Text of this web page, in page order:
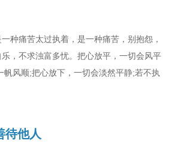
种痛苦太过执着，是一种痛苦，别抱怨，
，不求浊富多忧。把心放平，一切会风平
帆风顺;把心放下，一切会淡然平静;若不执
待他人